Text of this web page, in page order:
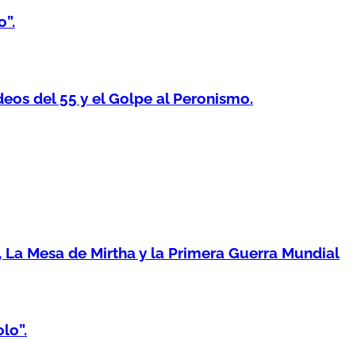
del 55 y el Golpe al Peronismo.
Mesa de Mirtha y la Primera Guerra Mundial